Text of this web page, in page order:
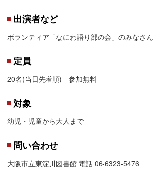
出演者など
ボランティア「なにわ語り部の会」のみなさん
定員
20名(当日先着順) 参加無料
対象
幼児・児童から大人まで
問い合わせ
大阪市立東淀川図書館 電話 06-6323-5476